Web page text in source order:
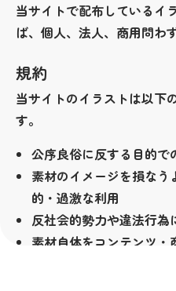
当サイトで配布しているイ
ば、個人、法人、商用問わ
規約
当サイトのイラストは以下
す。
公序良俗に反する目的で
素材のイメージを損な
的・過激な利用
反社会的勢力や違法行為
素材自体をコンテンツ